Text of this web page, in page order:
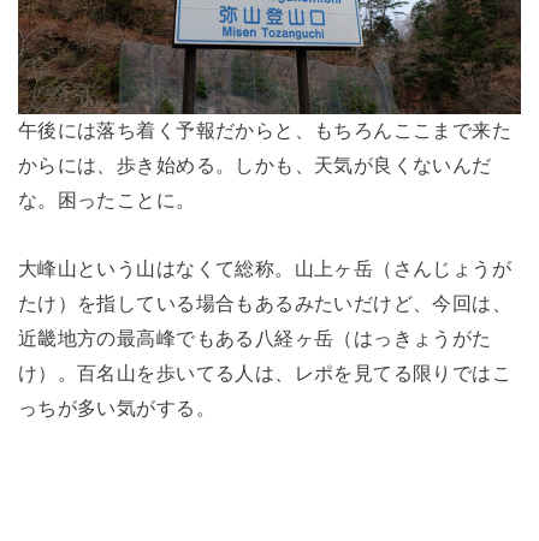
午後には落ち着く予報だからと、もちろんここまで来た
からには、歩き始める。しかも、天気が良くないんだ
な。困ったことに。
大峰山という山はなくて総称。山上ヶ岳（さんじょうが
たけ）を指している場合もあるみたいだけど、今回は、
近畿地方の最高峰でもある八経ヶ岳（はっきょうがた
け）。百名山を歩いてる人は、レポを見てる限りではこ
っちが多い気がする。